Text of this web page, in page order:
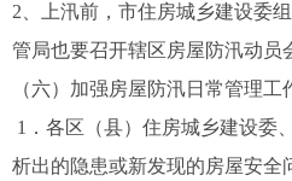
2、上汛前，市住房城乡建设委
管局也要召开辖区房屋防汛动员
（六）加强房屋防汛日常管理工
1．各区（县）住房城乡建设委
析出的隐患或新发现的房屋安全